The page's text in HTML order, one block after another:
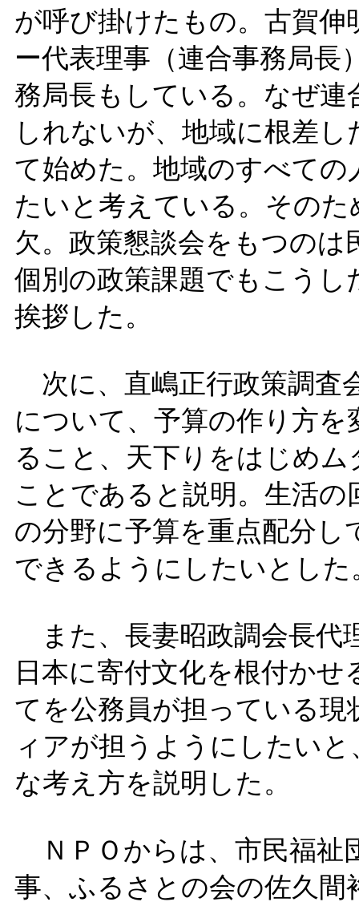
が呼び掛けたもの。古賀
ー代表理事（連合事務局長
務局長もしている。なぜ
しれないが、地域に根差
て始めた。地域のすべて
たいと考えている。その
欠。政策懇談会をもつの
個別の政策課題でもこう
挨拶した。
次に、直嶋正行政策調査
について、予算の作り方
ること、天下りをはじめ
ことであると説明。生活
の分野に予算を重点配分
できるようにしたいとした
また、長妻昭政調会長代
日本に寄付文化を根付か
てを公務員が担っている
ィアが担うようにしたい
な考え方を説明した。
ＮＰＯからは、市民福祉
事、ふるさとの会の佐久間